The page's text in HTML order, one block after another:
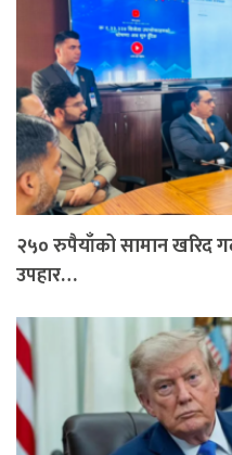
२५० रुपैयाँको सामान खरिद
उपहार…